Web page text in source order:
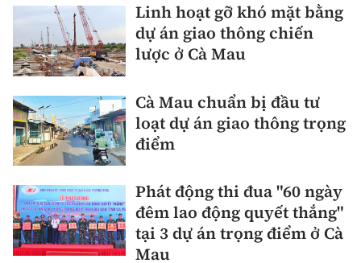
Linh hoạt gỡ khó mặt bằng
dự án giao thông chiến
lược ở Cà Mau
Cà Mau chuẩn bị đầu tư
loạt dự án giao thông trọng
điểm
Phát động thi đua "60 ngày
đêm lao động quyết thắng"
tại 3 dự án trọng điểm ở Cà
Mau